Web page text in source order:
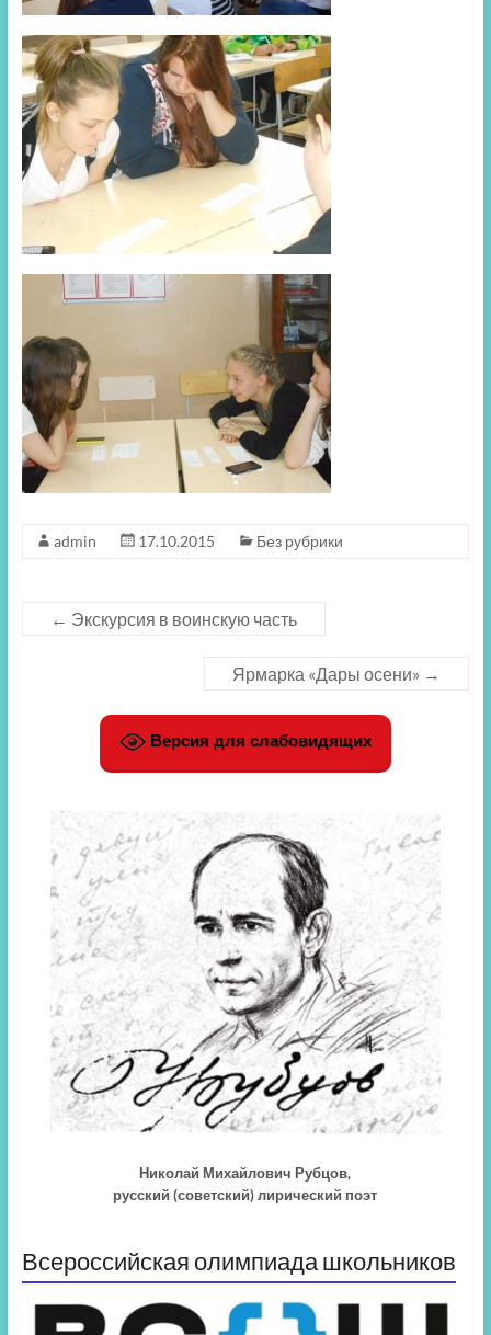
admin 17.10.2015 Без рубрики
← Экскурсия в воинскую часть
Ярмарка «Дары осени» →
Версия для слабовидящих
Николай Михайлович Рубцов,
русский (советский) лирический поэт
Всероссийская олимпиада школьников